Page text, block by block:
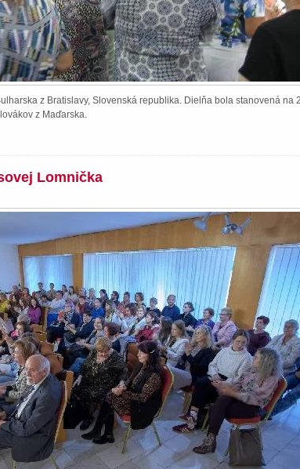
z Bratislavy, Slovenská republika. Dielňa bola stanovená na
z Maďarska.
Lomnička